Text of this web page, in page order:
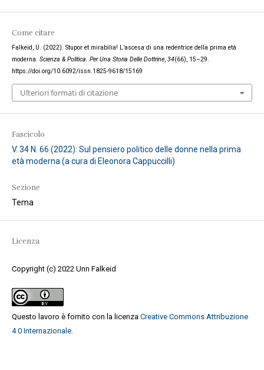
Come citare
Falkeid, U. (2022). Stupor et mirabilia! L’ascesa di una redentrice della prima età
moderna. Scienza & Politica. Per Una Storia Delle Dottrine, 34(66), 15–29.
https://doi.org/10.6092/issn.1825-9618/15169
Ulteriori formati di citazione
Fascicolo
V. 34 N. 66 (2022): Sul pensiero politico delle donne nella prima
età moderna (a cura di Eleonora Cappuccilli)
Sezione
Tema
Licenza
Copyright (c) 2022 Unn Falkeid
Questo lavoro è fornito con la licenza Creative Commons Attribuzione
4.0 Internazionale.